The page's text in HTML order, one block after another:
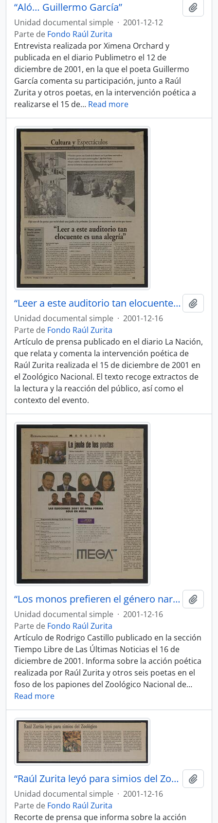
“Aló… Guillermo García”
Unidad documental simple · 2001-12-12
Parte de Fondo Raúl Zurita
Entrevista realizada por Ximena Orchard y
publicada en el diario Publimetro el 12 de
diciembre de 2001, en la que el poeta Guillermo
García comenta su participación, junto a Raúl
Zurita y otros poetas, en la intervención poética a
realizarse el 15 de… Read more
“Leer a este auditorio tan elocuente es una alegría”, La Nación
Unidad documental simple · 2001-12-16
Parte de Fondo Raúl Zurita
Artículo de prensa publicado en el diario La Nación,
que relata y comenta la intervención poética de
Raúl Zurita realizada el 15 de diciembre de 2001 en
el Zoológico Nacional. El texto recoge extractos de
la lectura y la reacción del público, así como el
contexto del evento.
“Los monos prefieren el género narrativo”
Unidad documental simple · 2001-12-16
Parte de Fondo Raúl Zurita
Artículo de Rodrigo Castillo publicado en la sección
Tiempo Libre de Las Últimas Noticias el 16 de
diciembre de 2001. Informa sobre la acción poética
realizada por Raúl Zurita y otros seis poetas en el
foso de los papiones del Zoológico Nacional de…
Read more
“Raúl Zurita leyó para simios del Zoológico”
Unidad documental simple · 2001-12-16
Parte de Fondo Raúl Zurita
Recorte de prensa que informa sobre la acción